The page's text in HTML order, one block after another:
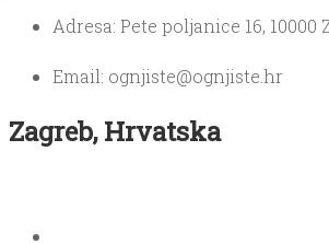
Adresa: Pete poljanice 16, 10000
Email: ognjiste@ognjiste.hr
Zagreb, Hrvatska